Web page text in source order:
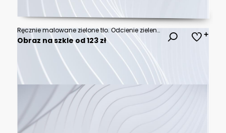
Ręcznie malowane zielone tło. Odcienie zieleni w kompozycji na tle. tekstura na tle.
Obraz na szkle od 123 zł